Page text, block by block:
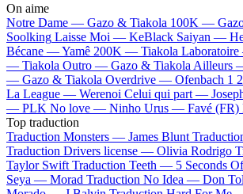
On aime
Notre Dame — Gazo & Tiakola 100K —
Soolking Laisse Moi — KeBlack Saiyan —
Bécane —Yamê 200K — Tiakola
— Tiakola Outro — Gazo & Tiakola Ailleurs
— Gazo & Tiakola Overdrive — Ofenbach 1
La League — Werenoi Celui qui part —
— PLK No love — Ninho Urus — Favé (FR)
Top traduction
Traduction Monsters — James Blunt
Traduction Drivers license — Olivia Rodrigo
Taylor Swift Traduction Teeth — 5 Seconds
Seya — Morad Traduction No Idea — Don